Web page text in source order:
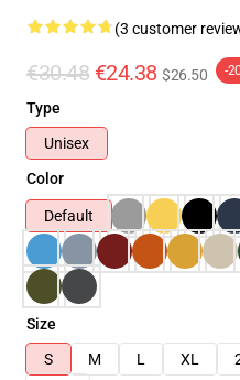
(3 customer
€30.48 €24.38 $26.50 -
Type
Unisex
Color
Default
Size
S
M L XL